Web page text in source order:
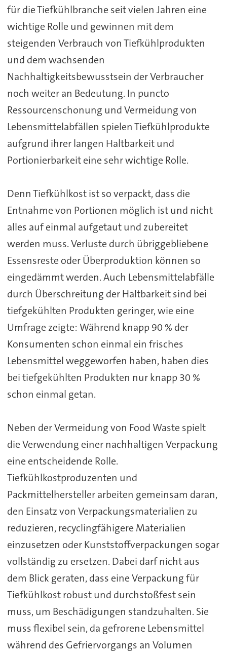
für die Tiefkühlbranche seit vielen Jahren eine
wichtige Rolle und gewinnen mit dem
steigenden Verbrauch von Tiefkühlprodukten
und dem wachsenden
Nachhaltigkeitsbewusstsein der Verbraucher
noch weiter an Bedeutung. In puncto
Ressourcenschonung und Vermeidung von
Lebensmittelabfällen spielen Tiefkühlprodukte
aufgrund ihrer langen Haltbarkeit und
Portionierbarkeit eine sehr wichtige Rolle.
Denn Tiefkühlkost ist so verpackt, dass die
Entnahme von Portionen möglich ist und nicht
alles auf einmal aufgetaut und zubereitet
werden muss. Verluste durch übriggebliebene
Essensreste oder Überproduktion können so
eingedämmt werden. Auch Lebensmittelabfälle
durch Überschreitung der Haltbarkeit sind bei
tiefgekühlten Produkten geringer, wie eine
Umfrage zeigte: Während knapp 90 % der
Konsumenten schon einmal ein frisches
Lebensmittel weggeworfen haben, haben dies
bei tiefgekühlten Produkten nur knapp 30 %
schon einmal getan.
Neben der Vermeidung von Food Waste spielt
die Verwendung einer nachhaltigen Verpackung
eine entscheidende Rolle.
Tiefkühlkostproduzenten und
Packmittelhersteller arbeiten gemeinsam daran,
den Einsatz von Verpackungsmaterialien zu
reduzieren, recyclingfähigere Materialien
einzusetzen oder Kunststoffverpackungen sogar
vollständig zu ersetzen. Dabei darf nicht aus
dem Blick geraten, dass eine Verpackung für
Tiefkühlkost robust und durchstoßfest sein
muss, um Beschädigungen standzuhalten. Sie
muss flexibel sein, da gefrorene Lebensmittel
während des Gefriervorgangs an Volumen